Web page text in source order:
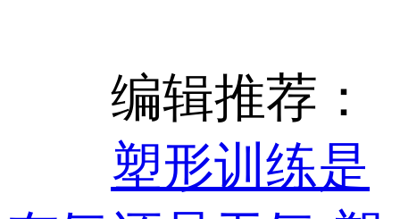
编辑推荐：
塑形训练是